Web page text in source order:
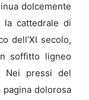
dolcemente
cattedrale di
dell’XI secolo,
soffitto ligneo
Nei pressi del
pagina dolorosa